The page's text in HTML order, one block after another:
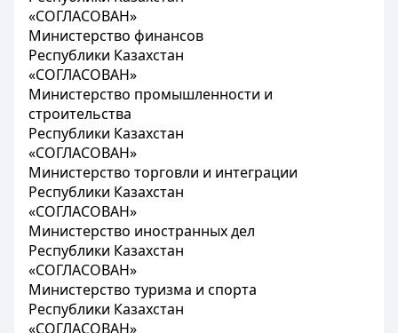
«СОГЛАСОВАН»
Министерство финансов
Республики Казахстан
«СОГЛАСОВАН»
Министерство промышленности и
строительства
Республики Казахстан
«СОГЛАСОВАН»
Министерство торговли и интеграции
Республики Казахстан
«СОГЛАСОВАН»
Министерство иностранных дел
Республики Казахстан
«СОГЛАСОВАН»
Министерство туризма и спорта
Республики Казахстан
«СОГЛАСОВАН»